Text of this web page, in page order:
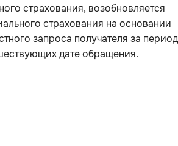
страхования, возобновляется
страхования на основании
запроса получателя за
дате обращения.